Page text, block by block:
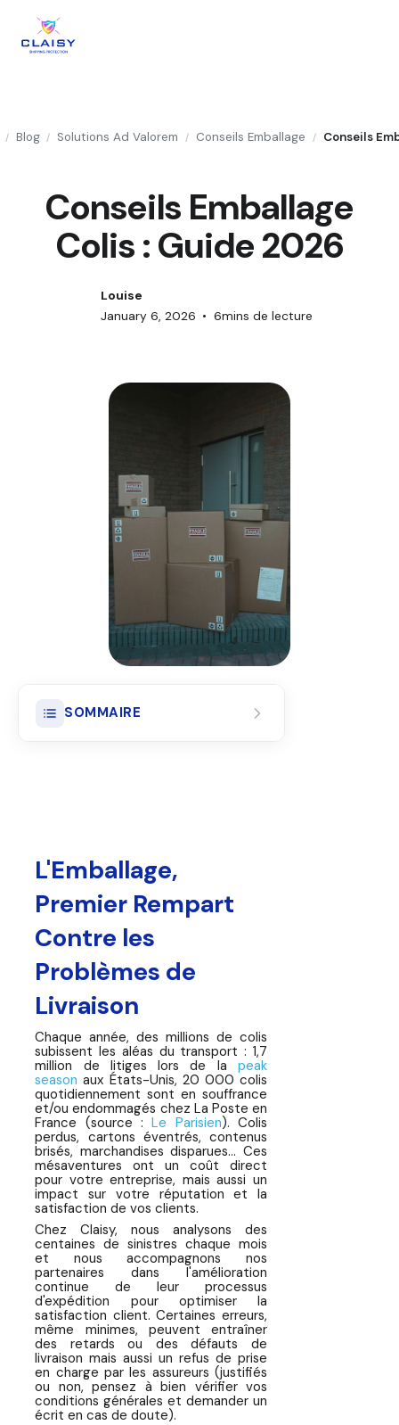
/ Blog / Solutions Ad Valorem / Conseils Emballage /
Conseils Emballage
Colis : Guide 2026
Louise
January 6, 2026 • 6mins de lecture
SOMMAIRE
Technique d'Emballage
Étapes
Comment Tester la Solidité de
Votre Emballage : 3 Vérifications
Avant Envoi
Réserves Indispensables en Cas
de Problème à la Livraison
Conseils d'Emballage Spécifiques :
12 Types de Produit et les Bonnes
Pratiques
Conclusion : L'Emballage, Première
Ligne de Défense
Bien emballer vos expéditions
c'est bien, protéger les également
avec Claisy
FAQ : Vos Questions sur
l'Emballage Professionnel
Pour aller plus loin
L'Emballage,
Premier Rempart
Contre les
Problèmes de
Livraison
Chaque année, des millions de colis
subissent les aléas du transport : 1,7
million de litiges lors de la peak
season aux États-Unis, 20 000 colis
quotidiennement sont en souffrance
et/ou endommagés chez La Poste en
France (source :Le Parisien). Colis
perdus, cartons éventrés, contenus
brisés, marchandises disparues... Ces
mésaventures ont un coût direct
pour votre entreprise, mais aussi un
impact sur votre réputation et la
satisfaction de vos clients.
Chez Claisy, nous analysons des
centaines de sinistres chaque mois
et nous accompagnons nos
partenaires dans l'amélioration
continue de leur processus
d'expédition pour optimiser la
satisfaction client. Certaines erreurs,
même minimes, peuvent entraîner
des retards ou des défauts de
livraison mais aussi un refus de prise
en charge par les assureurs (justifiés
ou non, pensez à bien vérifier vos
conditions générales et demander un
écrit en cas de doute).